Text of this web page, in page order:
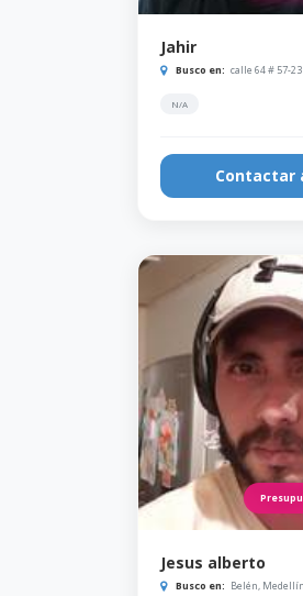
Jahir
Busco en: calle 64 # 57-23
N/A
Contactar
Jesus alberto
Busco en: Belén,